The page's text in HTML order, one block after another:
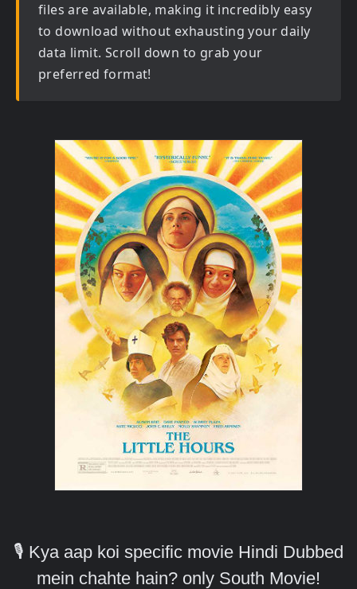
files are available, making it incredibly easy
to download without exhausting your daily
data limit. Scroll down to grab your
preferred format!
🎙️ Kya aap koi specific movie Hindi Dubbed
mein chahte hain? only South Movie!